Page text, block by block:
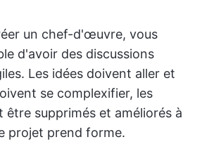
un chef-d'œuvre, vous
d'avoir des discussions
Les idées doivent aller et
se complexifier, les
être supprimés et améliorés à
projet prend forme.